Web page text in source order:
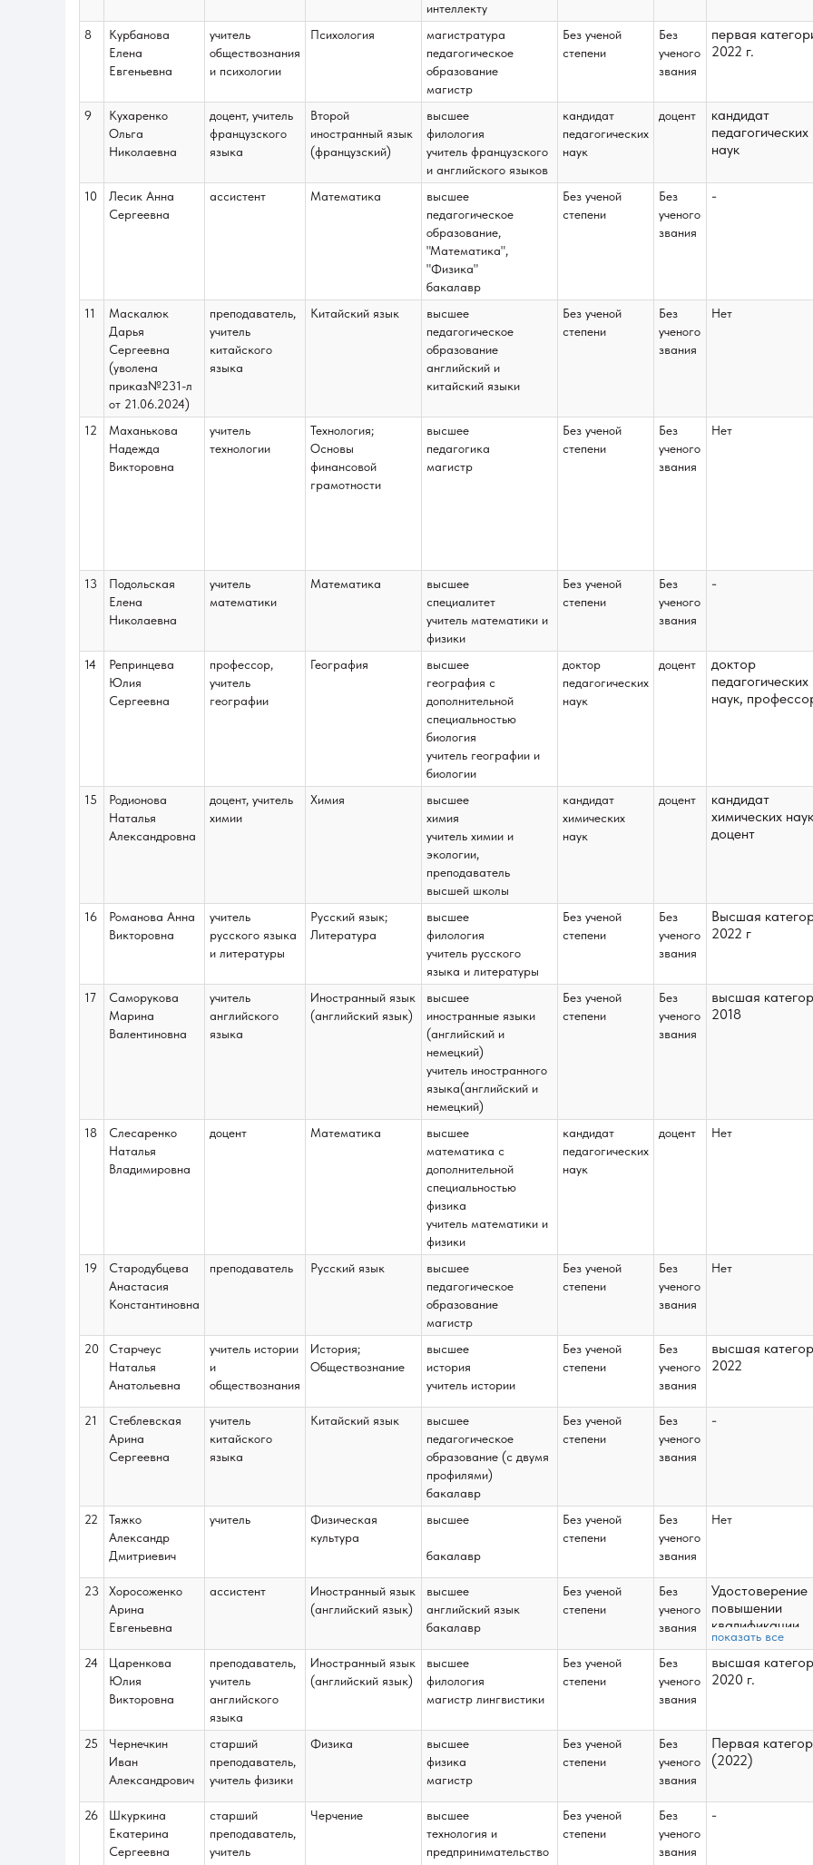
интеллекту
8
Курбанова
Елена
Евгеньевна
учитель
обществознания
и психологии
Психология
магистратура
педагогическое
образование
магистр
Без ученой
степени
Без
ученого
звания
первая
2022 г.
9
Кухаренко
Ольга
Николаевна
доцент, учитель
французского
языка
Второй
иностранный язык
(французский)
высшее
филология
учитель французского
и английского языков
кандидат
педагогических
наук
доцент
кандидат
педагогических
наук
10
Лесик Анна
Сергеевна
ассистент Математика
высшее
педагогическое
образование,
"Математика",
"Физика"
бакалавр
Без ученой
степени
Без
ученого
звания
-
11
Маскалюк
Дарья
Сергеевна
(уволена
приказ№231-л
от 21.06.2024)
преподаватель,
учитель
китайского
языка
Китайский язык
высшее
педагогическое
образование
английский и
китайский языки
Без ученой
степени
Без
ученого
звания
Нет
12
Маханькова
Надежда
Викторовна
учитель
технологии
Технология;
Основы
финансовой
грамотности
высшее
педагогика
магистр
Без ученой
степени
Без
ученого
звания
Нет
13
Подольская
Елена
Николаевна
учитель
математики
Математика
высшее
специалитет
учитель математики и
физики
Без ученой
степени
Без
ученого
звания
-
14
Репринцева
Юлия
Сергеевна
профессор,
учитель
географии
География
высшее
география с
дополнительной
специальностью
биология
учитель географии и
биологии
доктор
педагогических
наук
доцент
доктор
педагогических
наук,
15
Родионова
Наталья
Александровна
доцент, учитель
химии
Химия
высшее
химия
учитель химии и
экологии,
преподаватель
высшей школы
кандидат
химических
наук
доцент
кандидат
химических
доцент
16
Романова Анна
Викторовна
учитель
русского языка
и литературы
Русский язык;
Литература
высшее
филология
учитель русского
языка и литературы
Без ученой
степени
Без
ученого
звания
Высшая
2022 г
17
Саморукова
Марина
Валентиновна
учитель
английского
языка
Иностранный язык
(английский язык)
высшее
иностранные языки
(английский и
немецкий)
учитель иностранного
языка(английский и
немецкий)
Без ученой
степени
Без
ученого
звания
высшая
2018
18
Слесаренко
Наталья
Владимировна
доцент Математика
высшее
математика с
дополнительной
специальностью
физика
учитель математики и
физики
кандидат
педагогических
наук
доцент Нет
19
Стародубцева
Анастасия
Константиновна
преподаватель Русский язык
высшее
педагогическое
образование
магистр
Без ученой
степени
Без
ученого
звания
Нет
20
Старчеус
Наталья
Анатольевна
учитель истории
и
обществознания
История;
Обществознание
высшее
история
учитель истории
Без ученой
степени
Без
ученого
звания
высшая
2022
21
Стеблевская
Арина
Сергеевна
учитель
китайского
языка
Китайский язык
высшее
педагогическое
образование (с двумя
профилями)
бакалавр
Без ученой
степени
Без
ученого
звания
-
22
Тяжко
Александр
Дмитриевич
учитель
Физическая
культура
высшее
бакалавр
Без ученой
степени
Без
ученого
звания
Нет
23
Хоросоженко
Арина
Евгеньевна
ассистент
Иностранный язык
(английский язык)
высшее
английский язык
бакалавр
Без ученой
степени
Без
ученого
звания
повышении
квалификации
№3.50-
00939
17.12.2025
программа
развития
306 ч., г.
"Национальный
показать все
24
Царенкова
Юлия
Викторовна
преподаватель,
учитель
английского
языка
Иностранный язык
(английский язык)
высшее
филология
магистр лингвистики
Без ученой
степени
Без
ученого
звания
высшая
2020 г.
25
Чернечкин
Иван
Александрович
старший
преподаватель,
учитель физики
Физика
высшее
физика
магистр
Без ученой
степени
Без
ученого
звания
Первая
(2022)
26
Шкуркина
Екатерина
Сергеевна
старший
преподаватель,
учитель
Черчение
высшее
технология и
предпринимательство
Без ученой
степени
Без
ученого
звания
-